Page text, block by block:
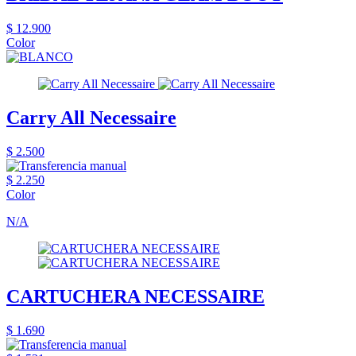
$ 12.900
Color
Carry All Necessaire
$ 2.500
$ 2.250
Color
N/A
CARTUCHERA NECESSAIRE
$ 1.690